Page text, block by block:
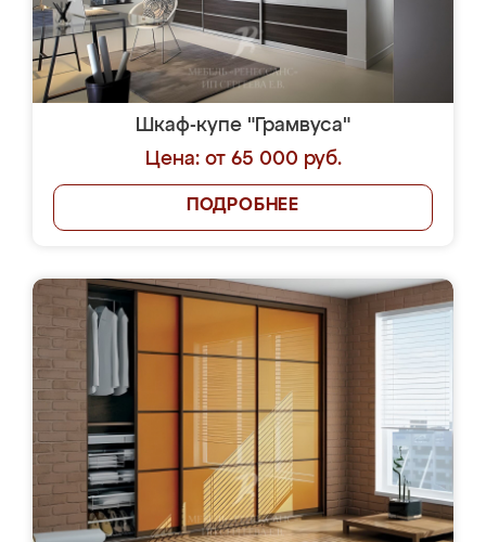
Шкаф-купе "Грамвуса"
Цена: от 65 000 руб.
ПОДРОБНЕЕ